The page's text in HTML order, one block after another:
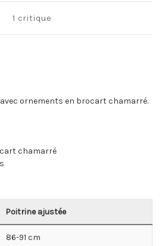
1 critique
ornements en brocart chamarré.
chamarré
Poitrine ajustée
86-91 cm